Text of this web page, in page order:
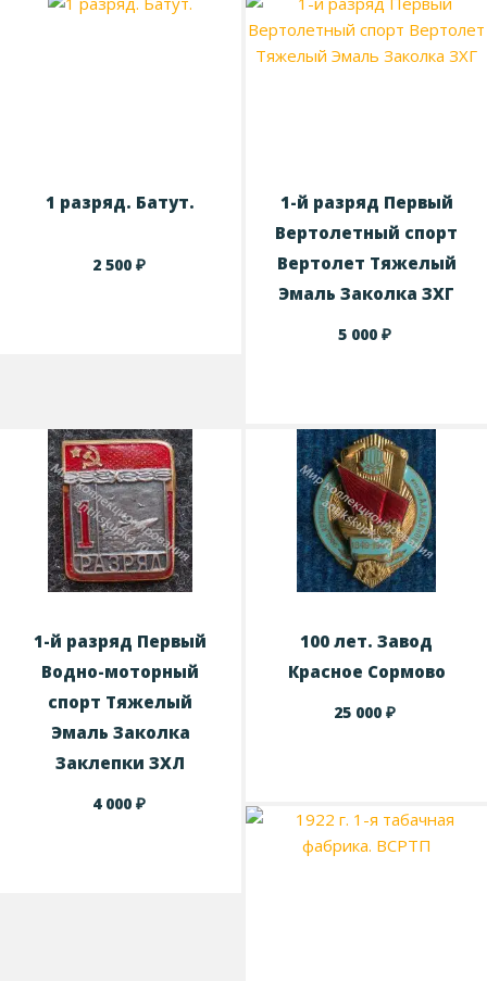
1 разряд. Батут.
2 500 ₽
1-й разряд Первый
Вертолетный спорт
Вертолет Тяжелый
Эмаль Заколка ЗХГ
5 000₽
1-й разряд Первый
Водно-моторный
спорт Тяжелый
Эмаль Заколка
Заклепки ЗХЛ
4 000 ₽
100 лет. Завод
Красное Сормово
25 000₽